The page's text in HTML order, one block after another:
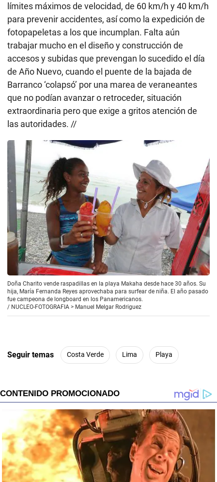
límites máximos de velocidad, de 60 km/h y 40 km/h
para prevenir accidentes, así como la expedición de
fotopapeletas a los que incumplan. Falta aún
trabajar mucho en el diseño y construcción de
accesos y subidas que prevengan lo sucedido el día
de Año Nuevo, cuando el puente de la bajada de
Barranco ‘colapsó’ por una marea de veraneantes
que no podían avanzar o retroceder, situación
extraordinaria pero que exige a gritos atención de
las autoridades. //
Doña Charito vende raspadillas en la playa Makaha desde hace 30 años. Su
hija, María Fernanda Reyes aprovechaba para surfear de niña. El año pasado
fue campeona de longboard en los Panamericanos.
/ NUCLEO-FOTOGRAFIA > Manuel Melgar Rodriguez
Seguir temas Costa Verde Lima Playa